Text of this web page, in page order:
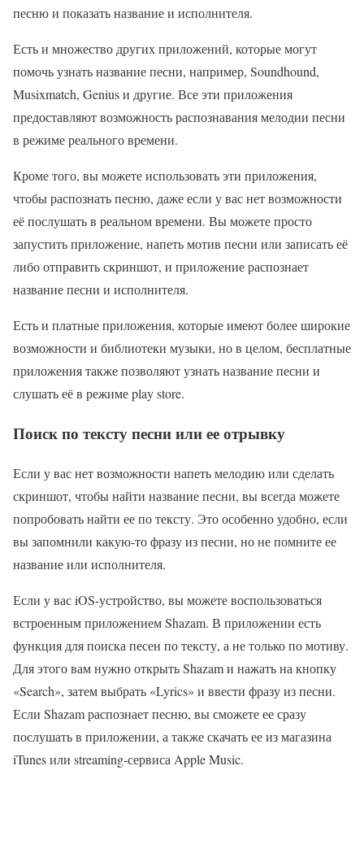
песню и показать название и исполнителя.
Есть и множество других приложений, которые могут
помочь узнать название песни, например, Soundhound,
Musixmatch, Genius и другие. Все эти приложения
предоставляют возможность распознавания мелодии песни
в режиме реального времени.
Кроме того, вы можете использовать эти приложения,
чтобы распознать песню, даже если у вас нет возможности
её послушать в реальном времени. Вы можете просто
запустить приложение, напеть мотив песни или записать её
либо отправить скриншот, и приложение распознает
название песни и исполнителя.
Есть и платные приложения, которые имеют более широкие
возможности и библиотеки музыки, но в целом, бесплатные
приложения также позволяют узнать название песни и
слушать её в режиме play store.
Поиск по тексту песни или ее отрывку
Если у вас нет возможности напеть мелодию или сделать
скриншот, чтобы найти название песни, вы всегда можете
попробовать найти ее по тексту. Это особенно удобно, если
вы запомнили какую-то фразу из песни, но не помните ее
название или исполнителя.
Если у вас iOS-устройство, вы можете воспользоваться
встроенным приложением Shazam. В приложении есть
функция для поиска песен по тексту, а не только по мотиву.
Для этого вам нужно открыть Shazam и нажать на кнопку
«Search», затем выбрать «Lyrics» и ввести фразу из песни.
Если Shazam распознает песню, вы сможете ее сразу
послушать в приложении, а также скачать ее из магазина
iTunes или streaming-сервиса Apple Music.